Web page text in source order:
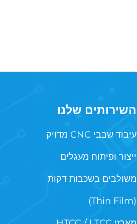
השירותים שלנו
עיבוד שבבי CNC מדויק
ייצור ופיתוח מעגלים
משולבים בשכבות דקות
(Thin Film)